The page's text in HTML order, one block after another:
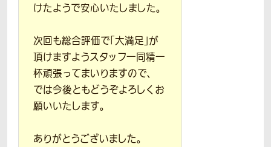
けたようで安心いたしました。
次回も総合評価で「大満足」が
頂けますようスタッフ一同精一
杯頑張ってまいりますので、
では今後ともどうぞよろしくお
願いいたします。
ありがとうございました。